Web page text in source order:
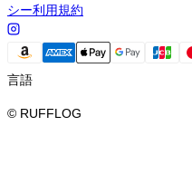
シー利用規約
言語
© RUFFLOG